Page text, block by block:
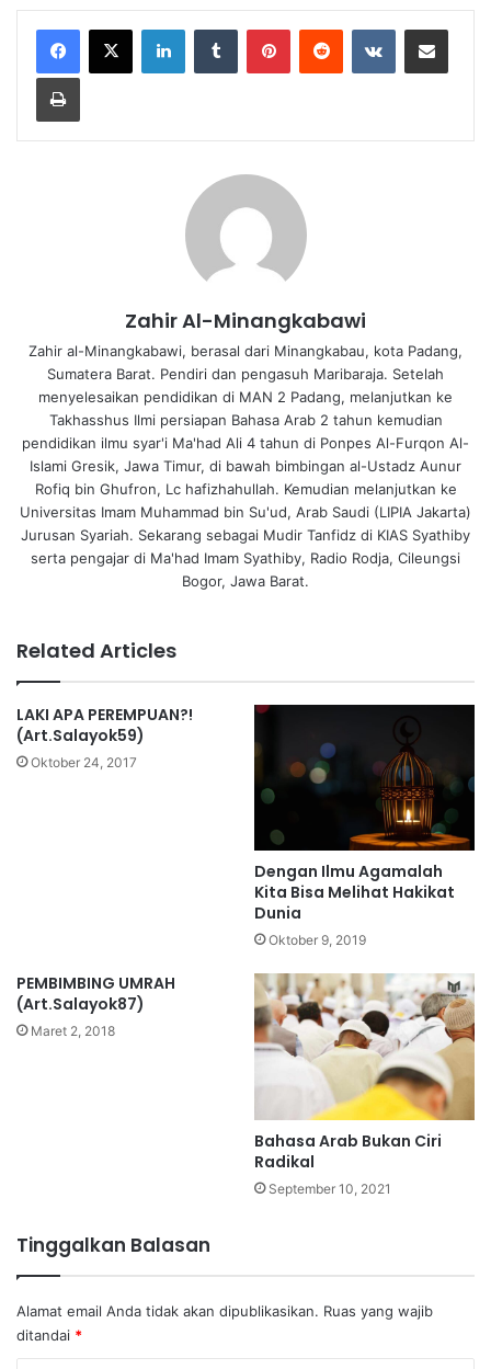
Zahir Al-Minangkabawi
Zahir al-Minangkabawi, berasal dari Minangkabau, kota Padang,
Sumatera Barat. Pendiri dan pengasuh Maribaraja. Setelah
menyelesaikan pendidikan di MAN 2 Padang, melanjutkan ke
Takhasshus Ilmi persiapan Bahasa Arab 2 tahun kemudian
pendidikan ilmu syar'i Ma'had Ali 4 tahun di Ponpes Al-Furqon Al-
Islami Gresik, Jawa Timur, di bawah bimbingan al-Ustadz Aunur
Rofiq bin Ghufron, Lc hafizhahullah. Kemudian melanjutkan ke
Universitas Imam Muhammad bin Su'ud, Arab Saudi (LIPIA Jakarta)
Jurusan Syariah. Sekarang sebagai Mudir Tanfidz di KIAS Syathiby
serta pengajar di Ma'had Imam Syathiby, Radio Rodja, Cileungsi
Bogor, Jawa Barat.
Related Articles
LAKI APA PEREMPUAN?!
(Art.Salayok59)
Oktober 24, 2017
Dengan Ilmu Agamalah
Kita Bisa Melihat Hakikat
Dunia
Oktober 9, 2019
PEMBIMBING UMRAH
(Art.Salayok87)
Maret 2, 2018
Bahasa Arab Bukan Ciri
Radikal
September 10, 2021
Tinggalkan Balasan
Alamat email Anda tidak akan dipublikasikan. Ruas yang wajib
ditandai *